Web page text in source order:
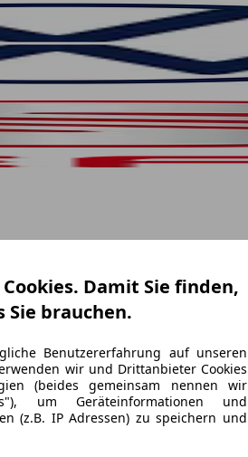
Damit Sie finden,
Sie brauchen.
Benutzererfahrung auf unseren
wir und Drittanbieter Cookies
(beides gemeinsam nennen wir
um Geräteinformationen und
(z.B. IP Adressen) zu speichern und